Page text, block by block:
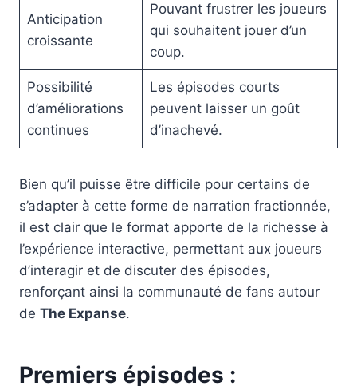
Anticipation
croissante
Pouvant frustrer les joueurs
qui souhaitent jouer d’un
coup.
Possibilité
d’améliorations
continues
Les épisodes courts
peuvent laisser un goût
d’inachevé.
Bien qu’il puisse être difficile pour certains de
s’adapter à cette forme de narration fractionnée,
il est clair que le format apporte de la richesse à
l’expérience interactive, permettant aux joueurs
d’interagir et de discuter des épisodes,
renforçant ainsi la communauté de fans autour
de The Expanse.
Premiers épisodes :